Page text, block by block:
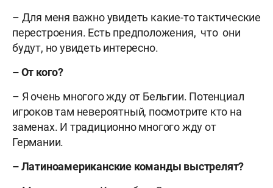
– Для меня важно увидеть какие-то тактические
перестроения. Есть предположения, что они
будут, но увидеть интересно.
– От кого?
– Я очень многого жду от Бельгии. Потенциал
игроков там невероятный, посмотрите кто на
заменах. И традиционно многого жду от
Германии.
– Латиноамериканские команды выстрелят?